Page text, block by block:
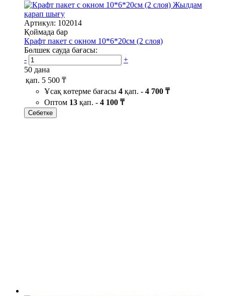
Жылдам
қарап шығу
Артикул: 102014
Қоймада бар
Крафт пакет с окном 10*6*20см (2 слоя)
Бөлшек сауда бағасы:
-
+
50 дана
қап. 5 500 ₸
Ұсақ көтерме бағасы 4 қап. - 4 700 ₸
Оптом 13 қап. - 4 100 ₸
Себетке